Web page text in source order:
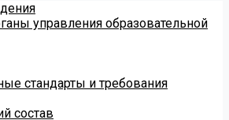
управления образовательной
стандарты и требования
состав